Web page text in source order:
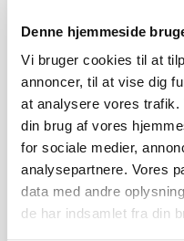
Denne hjemmeside
Vi bruger cookies til at
annoncer, til at vise dig
at analysere vores trafik.
din brug af vores
for sociale medier,
analysepartnere. Vores
data med andre
de har indsamlet fra din
Næsehjul - Fast bredt
565,00kr.
452,00kr.ekskl. moms